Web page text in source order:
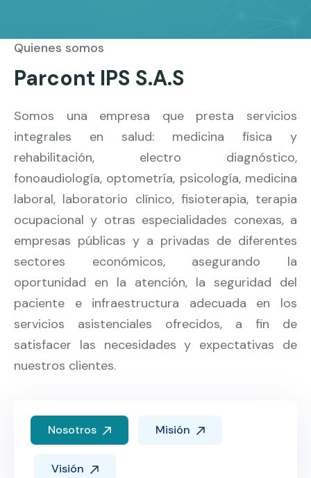
Quienes somos
Parcont IPS S.A.S
Somos una empresa que presta servicios
integrales en salud: medicina física y
rehabilitación, electro diagnóstico,
fonoaudiología, optometría, psicología, medicina
laboral, laboratorio clínico, fisioterapia, terapia
ocupacional y otras especialidades conexas, a
empresas públicas y a privadas de diferentes
sectores económicos, asegurando la
oportunidad en la atención, la seguridad del
paciente e infraestructura adecuada en los
servicios asistenciales ofrecidos, a fin de
satisfacer las necesidades y expectativas de
nuestros clientes.
Nosotros Misión
Visión